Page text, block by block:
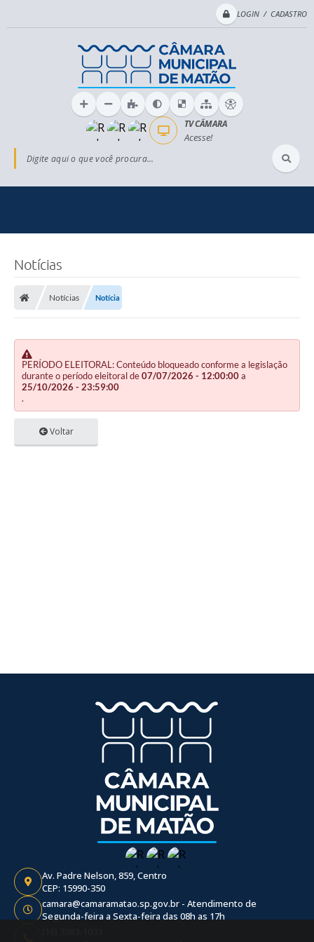
LOGIN / CADASTRO
Digite aqui o que você procura...
TV CÂMARA
Acesse!
Notícias
Notícias Notícia
PERÍODO ELEITORAL: Conteúdo bloqueado conforme a legislação
durante o período eleitoral de07/07/2026 - 12:00:00a
25/10/2026 - 23:59:00
.
Voltar
Av. Padre Nelson, 859, Centro
CEP: 15990-350
camara@camaramatao.sp.gov.br - Atendimento de
Segunda-feira a Sexta-feira das 08h as 17h